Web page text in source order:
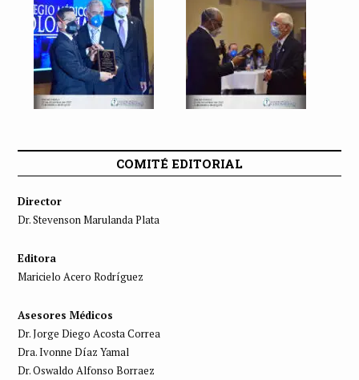
COMITÉ EDITORIAL
Director
Dr. Stevenson Marulanda Plata
Editora
Maricielo Acero Rodríguez
Asesores Médicos
Dr. Jorge Diego Acosta Correa
Dra. Ivonne Díaz Yamal
Dr. Oswaldo Alfonso Borraez